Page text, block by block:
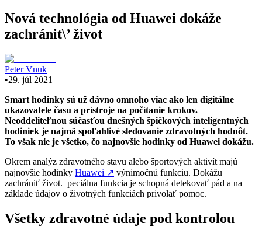
Nová technológia od Huawei dokáže
zachránit\’ život
Peter Vnuk
•29. júl 2021
Smart hodinky sú už dávno omnoho viac ako len digitálne
ukazovatele času a prístroje na počítanie krokov.
Neoddeliteľnou súčasťou dnešných špičkových inteligentných
hodiniek je najmä spoľahlivé sledovanie zdravotných hodnôt.
To však nie je všetko, čo najnovšie hodinky od Huawei dokážu.
Okrem analýz zdravotného stavu alebo športových aktivít majú
najnovšie hodinky Huawei ↗ výnimočnú funkciu. Dokážu
zachrániť život. peciálna funkcia je schopná detekovať pád a na
základe údajov o životných funkciách privolať pomoc.
Všetky zdravotné údaje pod kontrolou